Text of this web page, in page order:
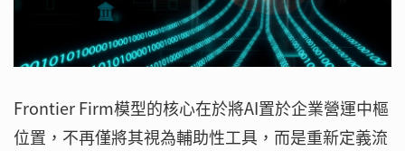
Frontier Firm模型的核心在於將AI置於企業營運中樞
位置，不再僅將其視為輔助性工具，而是重新定義流